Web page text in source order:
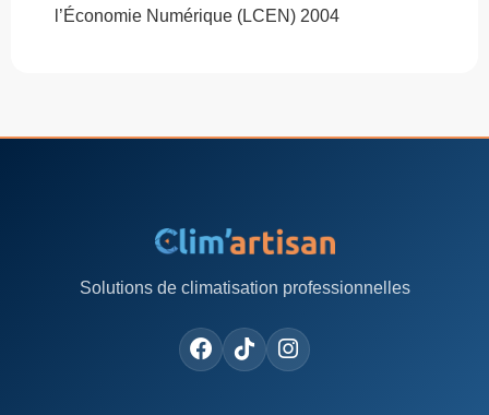
l’Économie Numérique (LCEN) 2004
Solutions de climatisation professionnelles